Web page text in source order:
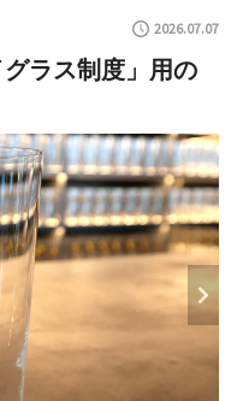
2026.07.07
ラス制度」用の